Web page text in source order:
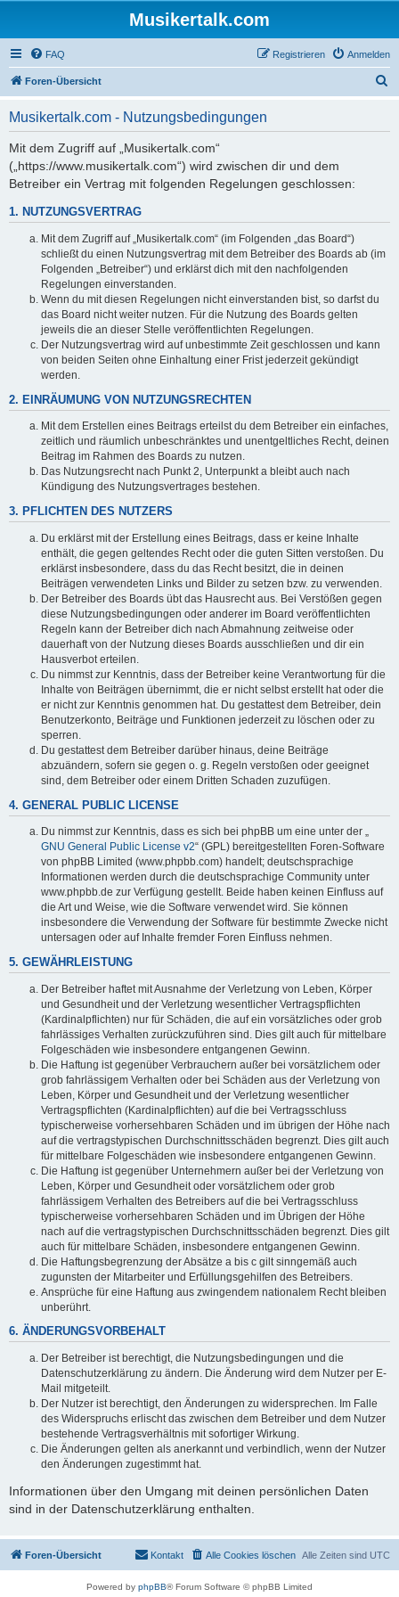
Musikertalk.com
FAQ Anmelden
Registrieren
Foren-Übersicht
Musikertalk.com - Nutzungsbedingungen
Mit dem Zugriff auf „Musikertalk.com“
(„https://www.musikertalk.com“) wird zwischen dir und dem
Betreiber ein Vertrag mit folgenden Regelungen geschlossen:
1. NUTZUNGSVERTRAG
Mit dem Zugriff auf „Musikertalk.com“ (im Folgenden „das Board“)
schließt du einen Nutzungsvertrag mit dem Betreiber des Boards ab (im
Folgenden „Betreiber“) und erklärst dich mit den nachfolgenden
Regelungen einverstanden.
Wenn du mit diesen Regelungen nicht einverstanden bist, so darfst du
das Board nicht weiter nutzen. Für die Nutzung des Boards gelten
jeweils die an dieser Stelle veröffentlichten Regelungen.
Der Nutzungsvertrag wird auf unbestimmte Zeit geschlossen und kann
von beiden Seiten ohne Einhaltung einer Frist jederzeit gekündigt
werden.
2. EINRÄUMUNG VON NUTZUNGSRECHTEN
Mit dem Erstellen eines Beitrags erteilst du dem Betreiber ein einfaches,
zeitlich und räumlich unbeschränktes und unentgeltliches Recht, deinen
Beitrag im Rahmen des Boards zu nutzen.
Das Nutzungsrecht nach Punkt 2, Unterpunkt a bleibt auch nach
Kündigung des Nutzungsvertrages bestehen.
3. PFLICHTEN DES NUTZERS
Du erklärst mit der Erstellung eines Beitrags, dass er keine Inhalte
enthält, die gegen geltendes Recht oder die guten Sitten verstoßen. Du
erklärst insbesondere, dass du das Recht besitzt, die in deinen
Beiträgen verwendeten Links und Bilder zu setzen bzw. zu verwenden.
Der Betreiber des Boards übt das Hausrecht aus. Bei Verstößen gegen
diese Nutzungsbedingungen oder anderer im Board veröffentlichten
Regeln kann der Betreiber dich nach Abmahnung zeitweise oder
dauerhaft von der Nutzung dieses Boards ausschließen und dir ein
Hausverbot erteilen.
Du nimmst zur Kenntnis, dass der Betreiber keine Verantwortung für die
Inhalte von Beiträgen übernimmt, die er nicht selbst erstellt hat oder die
er nicht zur Kenntnis genommen hat. Du gestattest dem Betreiber, dein
Benutzerkonto, Beiträge und Funktionen jederzeit zu löschen oder zu
sperren.
Du gestattest dem Betreiber darüber hinaus, deine Beiträge
abzuändern, sofern sie gegen o. g. Regeln verstoßen oder geeignet
sind, dem Betreiber oder einem Dritten Schaden zuzufügen.
4. GENERAL PUBLIC LICENSE
Du nimmst zur Kenntnis, dass es sich bei phpBB um eine unter der „
GNU General Public License v2“ (GPL) bereitgestellten Foren-Software
von phpBB Limited (www.phpbb.com) handelt; deutschsprachige
Informationen werden durch die deutschsprachige Community unter
www.phpbb.de zur Verfügung gestellt. Beide haben keinen Einfluss auf
die Art und Weise, wie die Software verwendet wird. Sie können
insbesondere die Verwendung der Software für bestimmte Zwecke nicht
untersagen oder auf Inhalte fremder Foren Einfluss nehmen.
5. GEWÄHRLEISTUNG
Der Betreiber haftet mit Ausnahme der Verletzung von Leben, Körper
und Gesundheit und der Verletzung wesentlicher Vertragspflichten
(Kardinalpflichten) nur für Schäden, die auf ein vorsätzliches oder grob
fahrlässiges Verhalten zurückzuführen sind. Dies gilt auch für mittelbare
Folgeschäden wie insbesondere entgangenen Gewinn.
Die Haftung ist gegenüber Verbrauchern außer bei vorsätzlichem oder
grob fahrlässigem Verhalten oder bei Schäden aus der Verletzung von
Leben, Körper und Gesundheit und der Verletzung wesentlicher
Vertragspflichten (Kardinalpflichten) auf die bei Vertragsschluss
typischerweise vorhersehbaren Schäden und im übrigen der Höhe nach
auf die vertragstypischen Durchschnittsschäden begrenzt. Dies gilt auch
für mittelbare Folgeschäden wie insbesondere entgangenen Gewinn.
Die Haftung ist gegenüber Unternehmern außer bei der Verletzung von
Leben, Körper und Gesundheit oder vorsätzlichem oder grob
fahrlässigem Verhalten des Betreibers auf die bei Vertragsschluss
typischerweise vorhersehbaren Schäden und im Übrigen der Höhe
nach auf die vertragstypischen Durchschnittsschäden begrenzt. Dies gilt
auch für mittelbare Schäden, insbesondere entgangenen Gewinn.
Die Haftungsbegrenzung der Absätze a bis c gilt sinngemäß auch
zugunsten der Mitarbeiter und Erfüllungsgehilfen des Betreibers.
Ansprüche für eine Haftung aus zwingendem nationalem Recht bleiben
unberührt.
6. ÄNDERUNGSVORBEHALT
Der Betreiber ist berechtigt, die Nutzungsbedingungen und die
Datenschutzerklärung zu ändern. Die Änderung wird dem Nutzer per E-
Mail mitgeteilt.
Der Nutzer ist berechtigt, den Änderungen zu widersprechen. Im Falle
des Widerspruchs erlischt das zwischen dem Betreiber und dem Nutzer
bestehende Vertragsverhältnis mit sofortiger Wirkung.
Die Änderungen gelten als anerkannt und verbindlich, wenn der Nutzer
den Änderungen zugestimmt hat.
Informationen über den Umgang mit deinen persönlichen Daten
sind in der Datenschutzerklärung enthalten.
Foren-Übersicht Alle Zeiten sind UTC
Alle Cookies löschen
Kontakt
Powered by phpBB® Forum Software © phpBB Limited